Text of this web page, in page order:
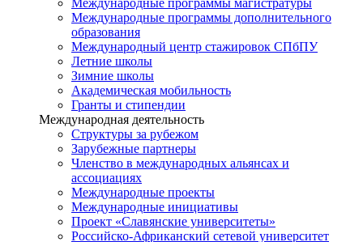
Международные программы дополнительного
образования
Международный центр стажировок СПбПУ
Летние школы
Зимние школы
Академическая мобильность
Гранты и стипендии
Международная деятельность
Структуры за рубежом
Зарубежные партнеры
Членство в международных альянсах и
ассоциациях
Международные проекты
Международные инициативы
Проект «Славянские университеты»
Российско-Африканский сетевой университет